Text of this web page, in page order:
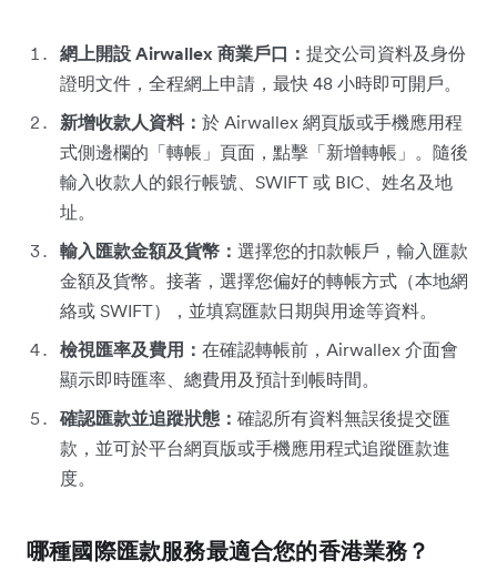
網上開設 Airwallex 商業戶口： 提交公司資料及身份
證明文件，全程網上申請，最快 48 小時即可開戶。
新增收款人資料： 於 Airwallex 網頁版或手機應用程
式側邊欄的「轉帳」頁面，點擊「新增轉帳」。隨後
輸入收款人的銀行帳號、SWIFT 或 BIC、姓名及地
址。
輸入匯款金額及貨幣： 選擇您的扣款帳戶，輸入匯款
金額及貨幣。接著，選擇您偏好的轉帳方式（本地網
絡或 SWIFT），並填寫匯款日期與用途等資料。
檢視匯率及費用： 在確認轉帳前，Airwallex 介面會
顯示即時匯率、總費用及預計到帳時間。
確認匯款並追蹤狀態： 確認所有資料無誤後提交匯
款，並可於平台網頁版或手機應用程式追蹤匯款進
度。
哪種國際匯款服務最適合您的香港業務？